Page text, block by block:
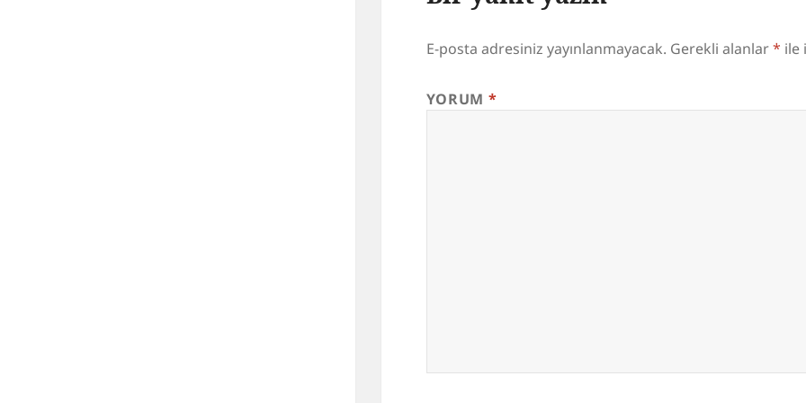
E-posta adresiniz yayınlanmayacak. Gerekli alanlar* ile
YORUM *